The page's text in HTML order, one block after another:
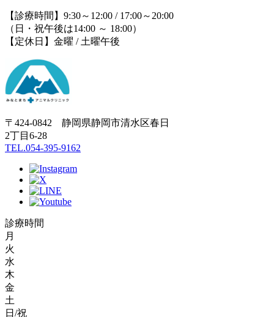
【診療時間】9:30～12:00 / 17:00～20:00
（日・祝午後は14:00 ～ 18:00）
【定休日】金曜 / 土曜午後
〒424-0842 静岡県静岡市清水区春日
2丁目6-28
TEL.054-395-9162
診療時間
月
火
水
木
金
土
日/祝